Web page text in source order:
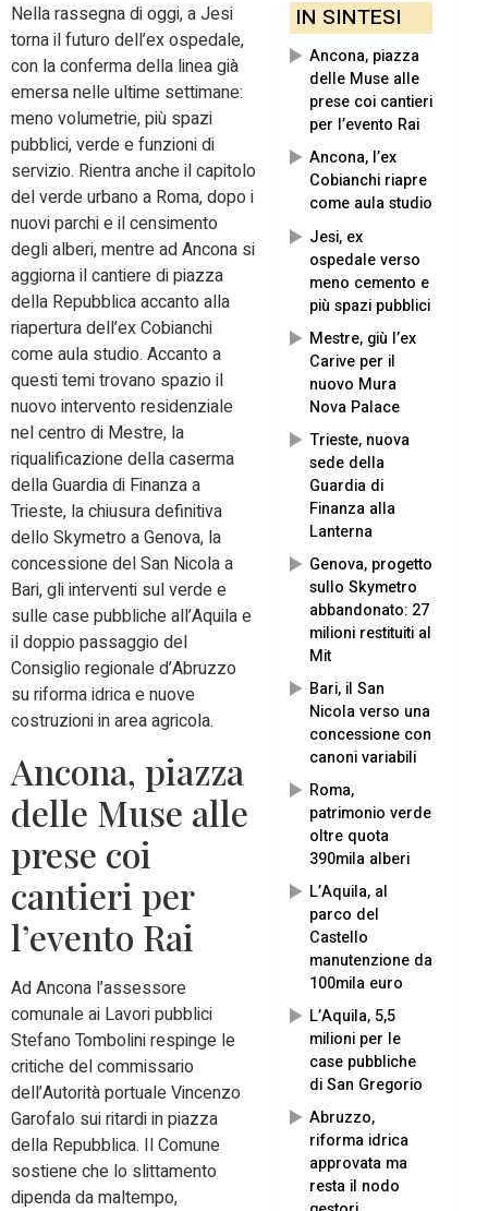
IN SINTESI
Ancona, piazza
delle Muse alle
prese coi cantieri
per l’evento Rai
Ancona, l’ex
Cobianchi riapre
come aula studio
Jesi, ex
ospedale verso
meno cemento e
più spazi pubblici
Mestre, giù l’ex
Carive per il
nuovo Mura
Nova Palace
Trieste, nuova
sede della
Guardia di
Finanza alla
Lanterna
Genova, progetto
sullo Skymetro
abbandonato: 27
milioni restituiti al
Mit
Bari, il San
Nicola verso una
concessione con
canoni variabili
Roma,
patrimonio verde
oltre quota
390mila alberi
L’Aquila, al
parco del
Castello
manutenzione da
100mila euro
L’Aquila, 5,5
milioni per le
case pubbliche
di San Gregorio
Abruzzo,
riforma idrica
approvata ma
resta il nodo
Nella rassegna di oggi, a Jesi
torna il futuro dell’ex ospedale,
con la conferma della linea già
emersa nelle ultime settimane:
meno volumetrie, più spazi
pubblici, verde e funzioni di
servizio. Rientra anche il capitolo
del verde urbano a Roma, dopo i
nuovi parchi e il censimento
degli alberi, mentre ad Ancona si
aggiorna il cantiere di piazza
della Repubblica accanto alla
riapertura dell’ex Cobianchi
come aula studio. Accanto a
questi temi trovano spazio il
nuovo intervento residenziale
nel centro di Mestre, la
riqualificazione della caserma
della Guardia di Finanza a
Trieste, la chiusura definitiva
dello Skymetro a Genova, la
concessione del San Nicola a
Bari, gli interventi sul verde e
sulle case pubbliche all’Aquila e
il doppio passaggio del
Consiglio regionale d’Abruzzo
su riforma idrica e nuove
costruzioni in area agricola.
Ancona, piazza
delle Muse alle
prese coi
cantieri per
l’evento Rai
Ad Ancona l’assessore
comunale ai Lavori pubblici
Stefano Tombolini respinge le
critiche del commissario
dell’Autorità portuale Vincenzo
Garofalo sui ritardi in piazza
della Repubblica. Il Comune
sostiene che lo slittamento
dipenda da maltempo,